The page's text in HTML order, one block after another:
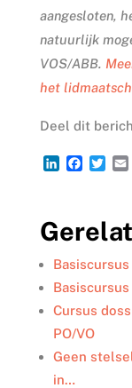
aangesloten,
natuurlijk
VOS/ABB.
het
Deel dit
L
e
d
I
n
F
b
o
o
k
T
t
e
r
l
Basiscursus
Basiscursus
Cursus
PO/VO
Geen
in…